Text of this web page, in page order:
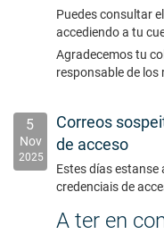
Puedes consultar
accediendo a tu
Agradecemos tu
responsable de los
5
Nov
2025
Correos
de acceso
Estes días
credenciais de
A ter en